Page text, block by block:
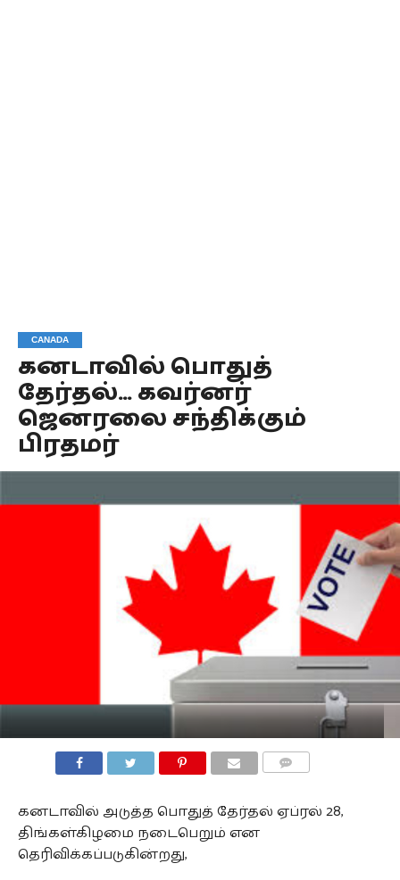
CANADA
கனடாவில் பொதுத்
தேர்தல்… கவர்னர்
ஜெனரலை சந்திக்கும்
பிரதமர்
கனடாவில் அடுத்த பொதுத் தேர்தல் ஏப்ரல் 28,
திங்கள்கிழமை நடைபெறும் என
தெரிவிக்கப்படுகின்றது,